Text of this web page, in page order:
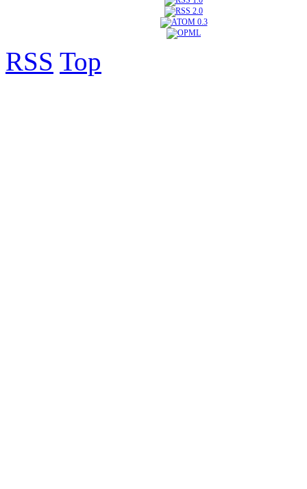
RSS Top